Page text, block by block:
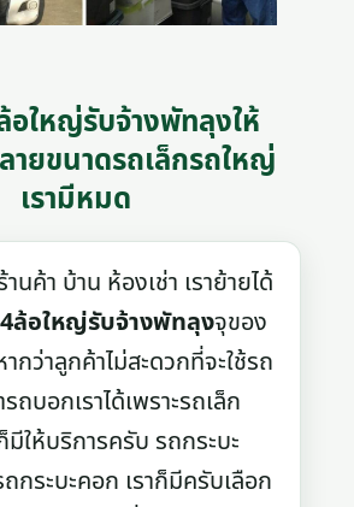
อใหญ่รับจ้างพัทลุงให้
ายขนาดรถเล็กรถใหญ่
เรามีหมด
ค้า บ้าน ห้องเช่า เราย้ายได้
ล้อใหญ่รับจ้างพัทลุงจุของ
ากว่าลูกค้าไม่สะดวกที่จะใช้รถ
ถบอกเราได้เพราะรถเล็ก
มีให้บริการครับ รถกระบะ
กระบะคอก เราก็มีครับเลือก